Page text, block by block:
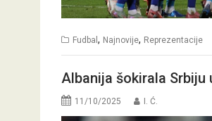
Fudbal , Najnovije, Reprezentacije
Albanija šokirala
11/10/2025 I. Ć.